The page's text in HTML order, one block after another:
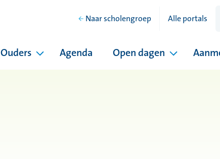
Naar scholengroep Alle portals
onder Ons onderwijsaanbod
Ouders
Pagina's onder Ouders
Agenda Open dagen